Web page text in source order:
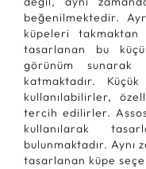
beğenilmektedir.
küpeleri takmaktan
tasarlanan bu
görünüm sunarak
katmaktadır.
kullanılabilirler,
tercih edilirler.
kullanılarak
bulunmaktadır. Aynı
tasarlanan küpe